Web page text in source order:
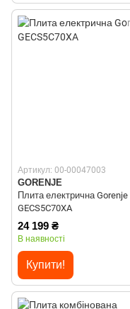
Артикул: 00-00047003
GORENJE
Плита електрична Gorenje
GECS5C70XA
24 199 ₴
В наявності
Купити!